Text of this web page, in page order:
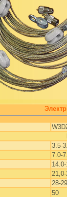
3.5-
7.0-
28-
50